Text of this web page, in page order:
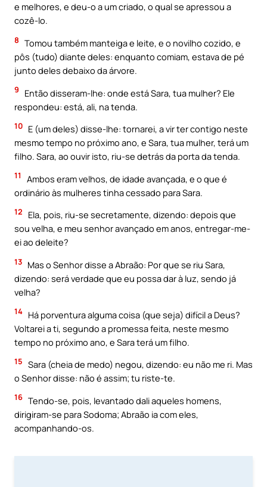
e melhores, e deu-o a um criado, o qual se apressou a
cozê-lo.
8 Tomou também manteiga e leite, e o novilho cozido, e
pôs (tudo) diante deles: enquanto comiam, estava de pé
junto deles debaixo da árvore.
9
Então disseram-lhe: onde está Sara, tua mulher? Ele
respondeu: está, ali, na tenda.
10 E (um deles) disse-lhe: tornarei, a vir ter contigo neste
mesmo tempo no próximo ano, e Sara, tua mulher, terá um
filho. Sara, ao ouvir isto, riu-se detrás da porta da tenda.
11
Ambos eram velhos, de idade avançada, e o que é
ordinário às mulheres tinha cessado para Sara.
12
Ela, pois, riu-se secretamente, dizendo: depois que
sou velha, e meu senhor avançado em anos, entregar-me-
ei ao deleite?
13 Mas o Senhor disse a Abraão: Por que se riu Sara,
dizendo: será verdade que eu possa dar à luz, sendo já
velha?
14 Há porventura alguma coisa (que seja) difícil a Deus?
Voltarei a ti, segundo a promessa feita, neste mesmo
tempo no próximo ano, e Sara terá um filho.
15 Sara (cheia de medo) negou, dizendo: eu não me ri. Mas
o Senhor disse: não é assim; tu riste-te.
16 Tendo-se, pois, levantado dali aqueles homens,
dirigiram-se para Sodoma; Abraão ia com eles,
acompanhando-os.